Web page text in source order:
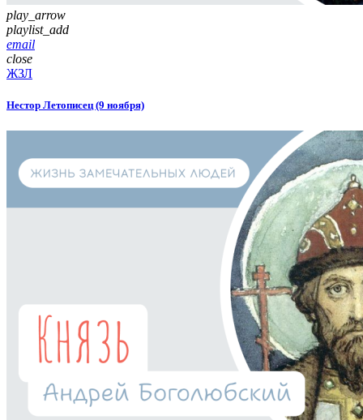
play_arrow
playlist_add
email
close
ЖЗЛ
Нестор Летописец (9 ноября)